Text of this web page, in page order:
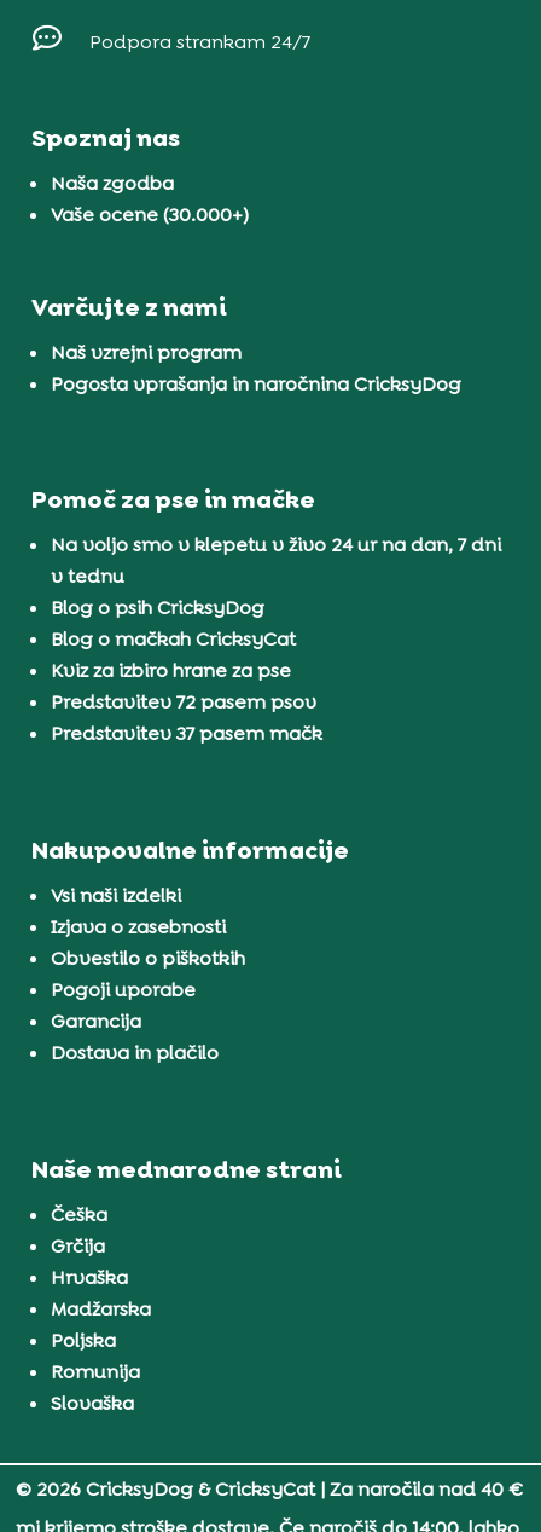
 Podpora strankam 24/7
Spoznaj nas
Naša zgodba
Vaše ocene (30.000+)
Varčujte z nami
Naš vzrejni program
Pogosta vprašanja in naročnina CricksyDog
Pomoč za pse in mačke
Na voljo smo v klepetu v živo 24 ur na dan, 7 dni
v tednu
Blog o psih CricksyDog
Blog o mačkah CricksyCat
Kviz za izbiro hrane za pse
Predstavitev 72 pasem psov
Predstavitev 37 pasem mačk
Nakupovalne informacije
Vsi naši izdelki
Izjava o zasebnosti
Obvestilo o piškotkih
Pogoji uporabe
Garancija
Dostava in plačilo
Naše mednarodne strani
Češka
Grčija
Hrvaška
Madžarska
Poljska
Romunija
Slovaška
© 2026 CricksyDog & CricksyCat| Za naročila nad 40 €